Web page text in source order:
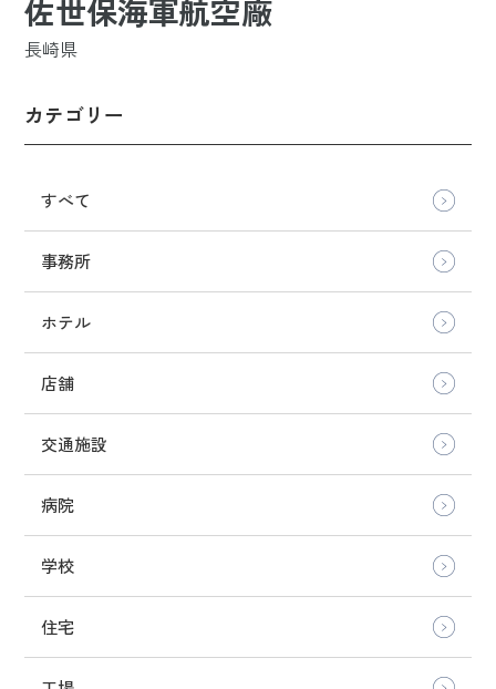
佐世保海軍航空廠
長崎県
カテゴリー
すべて
事務所
ホテル
店舗
交通施設
病院
学校
住宅